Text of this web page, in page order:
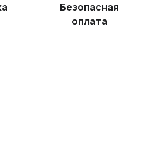
Безопасная
оплата